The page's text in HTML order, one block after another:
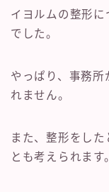
イヨルムの整形
でした。
やっぱり、事務所
れません。
また、整形をし
とも考えられます。